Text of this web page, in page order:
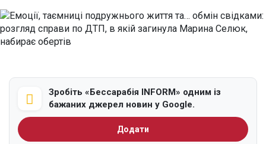
Зробіть «Бессарабія INFORM» одним із
бажаних джерел новин у Google.
Додати